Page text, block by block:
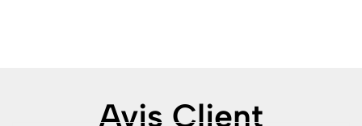
Avis Client